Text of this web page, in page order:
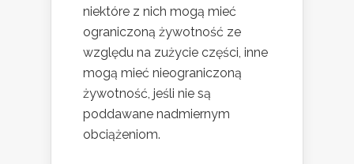
niektóre z nich mogą mieć
ograniczoną żywotność ze
względu na zużycie części, inne
mogą mieć nieograniczoną
żywotność, jeśli nie są
poddawane nadmiernym
obciążeniom.